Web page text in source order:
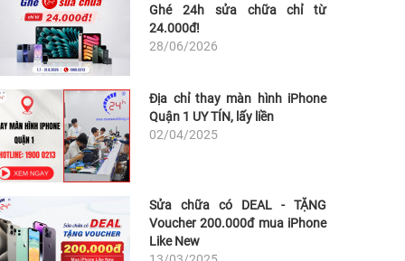
Ghé 24h sửa chữa chỉ từ
24.000đ!
28/06/2026
Địa chỉ thay màn hình iPhone
Quận 1 UY TÍN, lấy liền
02/04/2025
Sửa chữa có DEAL - TẶNG
Voucher 200.000đ mua iPhone
Like New